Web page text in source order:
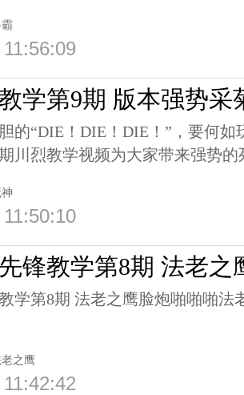
霸
学第9期 版本强势采
的“DIE！DIE！DIE！”，要何
川烈教学视频为大家带来强势的
锋教学第8期 法老之
学第8期 法老之鹰脸炮啪啪啪法
之鹰